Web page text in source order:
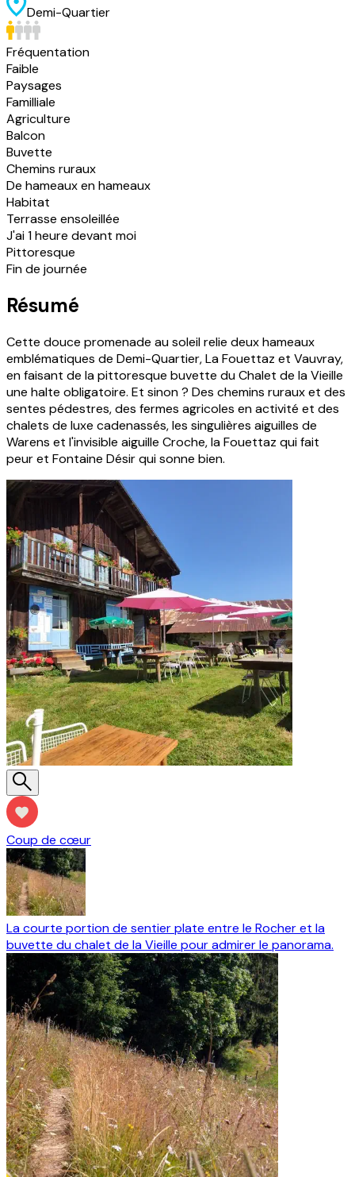
Demi-Quartier
Fréquentation
Faible
Paysages
Familliale
Agriculture
Balcon
Buvette
Chemins ruraux
De hameaux en hameaux
Habitat
Terrasse ensoleillée
J'ai 1 heure devant moi
Pittoresque
Fin de journée
Résumé
Cette douce promenade au soleil relie deux hameaux
emblématiques de Demi-Quartier, La Fouettaz et Vauvray,
en faisant de la pittoresque buvette du Chalet de la Vieille
une halte obligatoire. Et sinon ? Des chemins ruraux et des
sentes pédestres, des fermes agricoles en activité et des
chalets de luxe cadenassés, les singulières aiguilles de
Warens et l'invisible aiguille Croche, la Fouettaz qui fait
peur et Fontaine Désir qui sonne bien.
Coup de cœur
La courte portion de sentier plate entre le Rocher et la
buvette du chalet de la Vieille pour admirer le panorama.